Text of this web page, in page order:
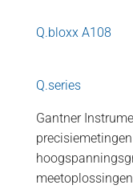
Q.bloxx A108
Q.series
Gantner